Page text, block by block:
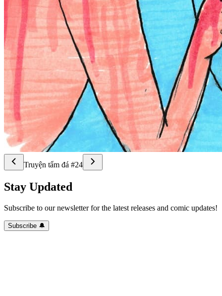
Truyện tẩm đá #24
Stay Updated
Subscribe to our newsletter for the latest releases and comic updates!
Subscribe 🔔